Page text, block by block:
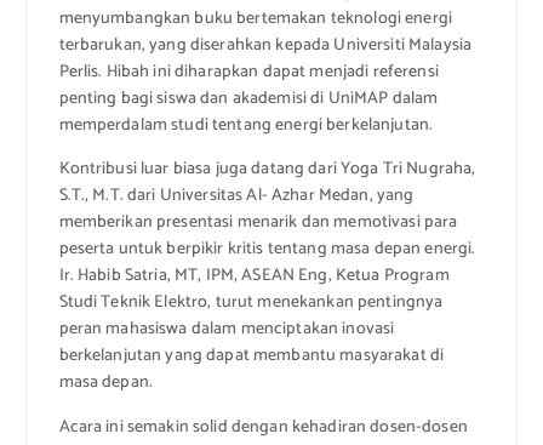
menyumbangkan buku bertemakan teknologi energi
terbarukan, yang diserahkan kepada Universiti Malaysia
Perlis. Hibah ini diharapkan dapat menjadi referensi
penting bagi siswa dan akademisi di UniMAP dalam
memperdalam studi tentang energi berkelanjutan.
Kontribusi luar biasa juga datang dari Yoga Tri Nugraha,
S.T., M.T. dari Universitas Al- Azhar Medan, yang
memberikan presentasi menarik dan memotivasi para
peserta untuk berpikir kritis tentang masa depan energi.
Ir. Habib Satria, MT, IPM, ASEAN Eng, Ketua Program
Studi Teknik Elektro, turut menekankan pentingnya
peran mahasiswa dalam menciptakan inovasi
berkelanjutan yang dapat membantu masyarakat di
masa depan.
Acara ini semakin solid dengan kehadiran dosen-dosen